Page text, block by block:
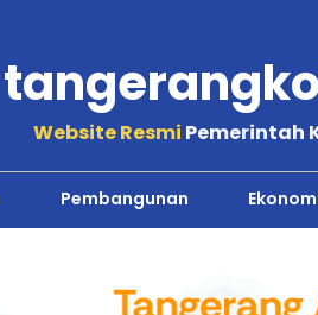
Website Resmi Pemerintah
Pembangunan